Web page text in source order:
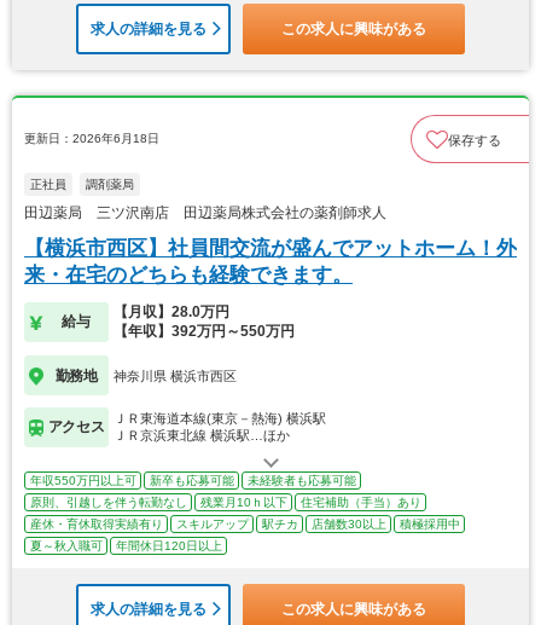
求人の詳細を見る この求人に興味がある
更新日：2026年6月18日 保存する
正社員 調剤薬局
田辺薬局 三ツ沢南店 田辺薬局株式会社の薬剤師求人
【横浜市西区】社員間交流が盛んでアットホーム！外
来・在宅のどちらも経験できます。
給与
【月収】28.0万円
【年収】392万円～550万円
勤務地 神奈川県 横浜市西区
アクセス
ＪＲ東海道本線(東京－熱海) 横浜駅
ＪＲ京浜東北線 横浜駅…ほか
年収550万円以上可 新卒も応募可能
未経験者も応募可能
原則、引越しを伴う転勤なし
残業月10ｈ以下
住宅補助（手当）あり
産休・育休取得実績有り
スキルアップ 駅チカ 店舗数30以上
積極採用中
夏～秋入職可
年間休日120日以上
求人の詳細を見る この求人に興味がある